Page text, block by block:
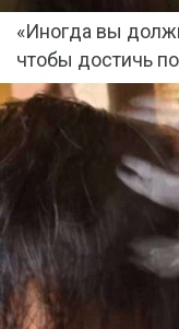
«Иногда вы
чтобы достичь